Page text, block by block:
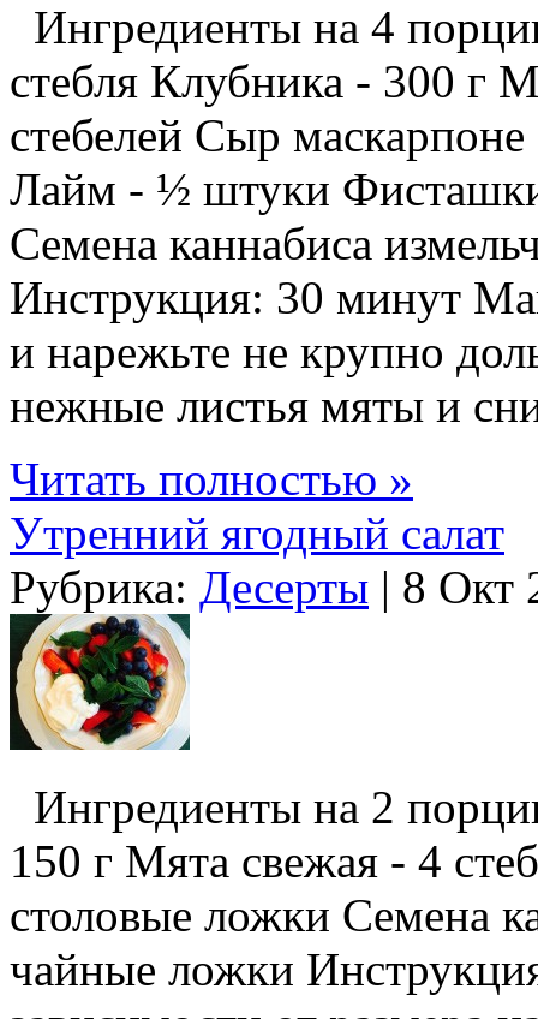
Ингредиенты на 4
стебля Клубника - 300 г
стебелей Сыр
Лайм - ½ штуки
Семена каннабиса
Инструкция: 30 минут
и нарежьте не крупно
нежные листья мяты и
Читать полностью »
Утренний ягодный салат
Рубрика: Десерты | 8 Окт
Ингредиенты на 2
150 г Мята свежая - 4
столовые ложки Семена
чайные ложки